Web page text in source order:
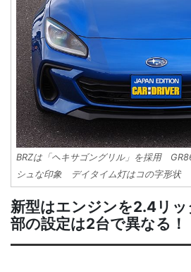
BRZは「ヘキサゴングリル」を採用
シュな印象 デイタイム灯はコの字形状
新型はエンジンを2.4リッ
部の設定は2台で異なる！